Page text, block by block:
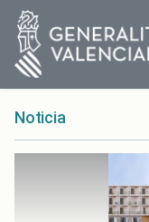
Noticia